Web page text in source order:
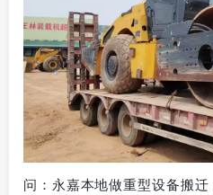
问：永嘉本地做重型设备搬